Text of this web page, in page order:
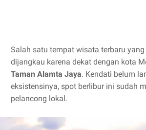
Salah satu tempat wisata terbaru
dijangkau karena dekat dengan kota
Taman Alamta Jaya. Kendati belum
eksistensinya, spot berlibur ini sudah
pelancong lokal.